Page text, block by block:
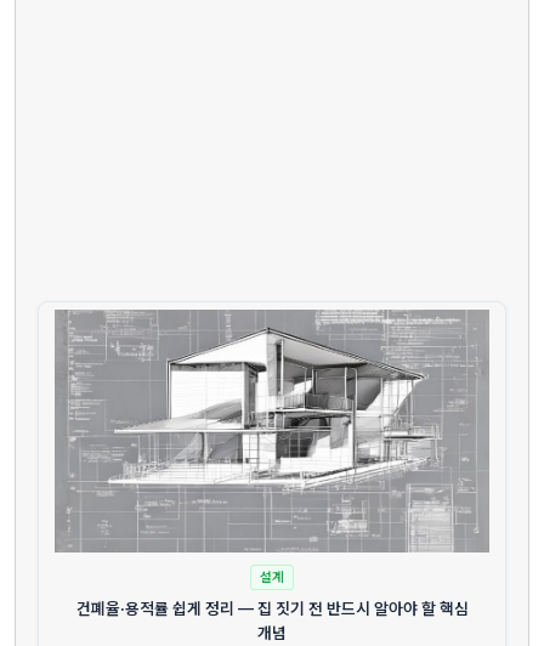
설계
건폐율·용적률 쉽게 정리 — 집 짓기 전 반드시 알아야 할 핵심
개념